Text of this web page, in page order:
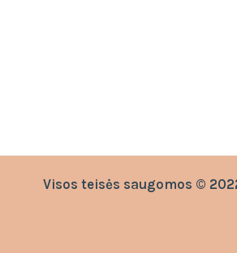
Visos teisės saugomos ©